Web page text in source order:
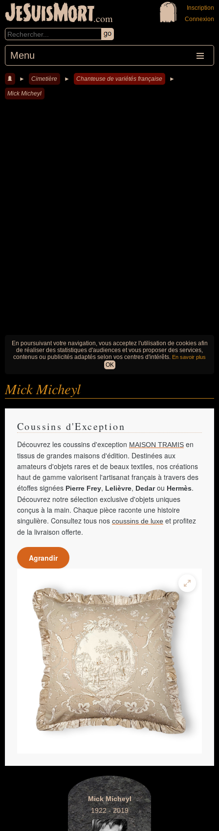
JeSuisMort.com
Menu
Inscription
Connexion
► Cimetière ► Chanteuse de variétés française ►
Mick Micheyl
En poursuivant votre navigation, vous acceptez l'utilisation de cookies afin
de réaliser des statistiques d'audiences et vous proposer des services,
contenus ou publicités adaptés selon vos centres d'intérêts. En savoir plus
OK
Mick Micheyl
Coussins d'Exception
Découvrez les coussins d'exception MAISON TRAMIS en
tissus de grandes maisons d'édition. Destinées aux
amateurs d'objets rares et de beaux textiles, nos créations
haut de gamme valorisent l'artisanat français à travers des
étoffes signées Pierre Frey, Lelièvre, Dedarou Hermès.
Découvrez notre sélection exclusive d'objets uniques
conçus à la main. Chaque pièce raconte une histoire
singulière. Consultez tous nos coussins de luxe et profitez
de la livraison offerte.
Agrandir
Mick Micheyl
1922 - 2019